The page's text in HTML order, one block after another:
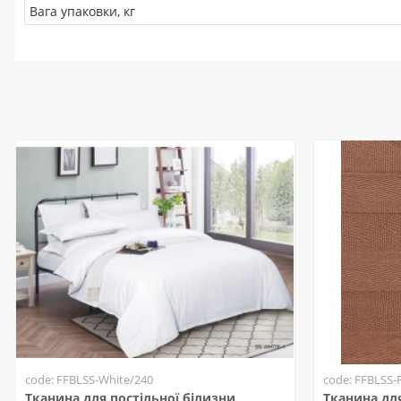
Вага упаковки, кг
code: FFBLSS-White/240 code: